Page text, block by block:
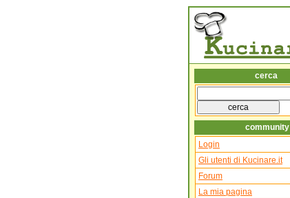
cerca
community
Login
Gli utenti di Kucinare.it
Forum
La mia pagina